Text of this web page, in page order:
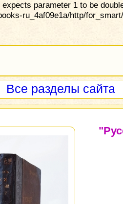
parameter 1 to be
ru_4af09e1a/http/
Все разделы сайта